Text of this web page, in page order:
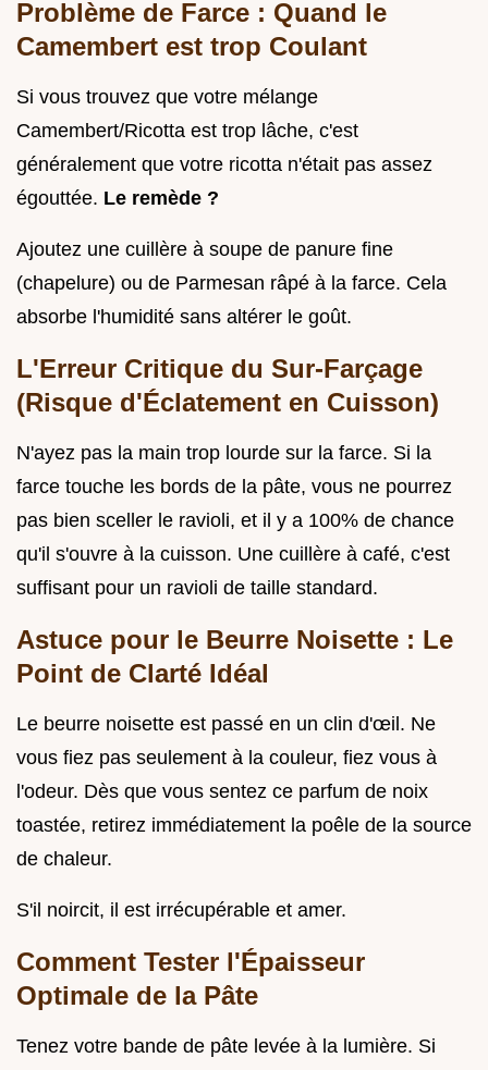
Problème de Farce : Quand le
Camembert est trop Coulant
Si vous trouvez que votre mélange
Camembert/Ricotta est trop lâche, c'est
généralement que votre ricotta n'était pas assez
égouttée. Le remède ?
Ajoutez une cuillère à soupe de panure fine
(chapelure) ou de Parmesan râpé à la farce. Cela
absorbe l'humidité sans altérer le goût.
L'Erreur Critique du Sur-Farçage
(Risque d'Éclatement en Cuisson)
N'ayez pas la main trop lourde sur la farce. Si la
farce touche les bords de la pâte, vous ne pourrez
pas bien sceller le ravioli, et il y a 100% de chance
qu'il s'ouvre à la cuisson. Une cuillère à café, c'est
suffisant pour un ravioli de taille standard.
Astuce pour le Beurre Noisette : Le
Point de Clarté Idéal
Le beurre noisette est passé en un clin d'œil. Ne
vous fiez pas seulement à la couleur, fiez vous à
l'odeur. Dès que vous sentez ce parfum de noix
toastée, retirez immédiatement la poêle de la source
de chaleur.
S'il noircit, il est irrécupérable et amer.
Comment Tester l'Épaisseur
Optimale de la Pâte
Tenez votre bande de pâte levée à la lumière. Si